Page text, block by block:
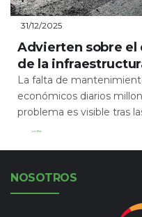
31/12/2025
Advierten sobre el
de la
La falta de
económicos diarios
problema es visible tras
Leer Más
NOSOTROS